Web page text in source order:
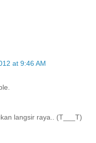
at 9:46 AM
langsir raya.. (T___T)